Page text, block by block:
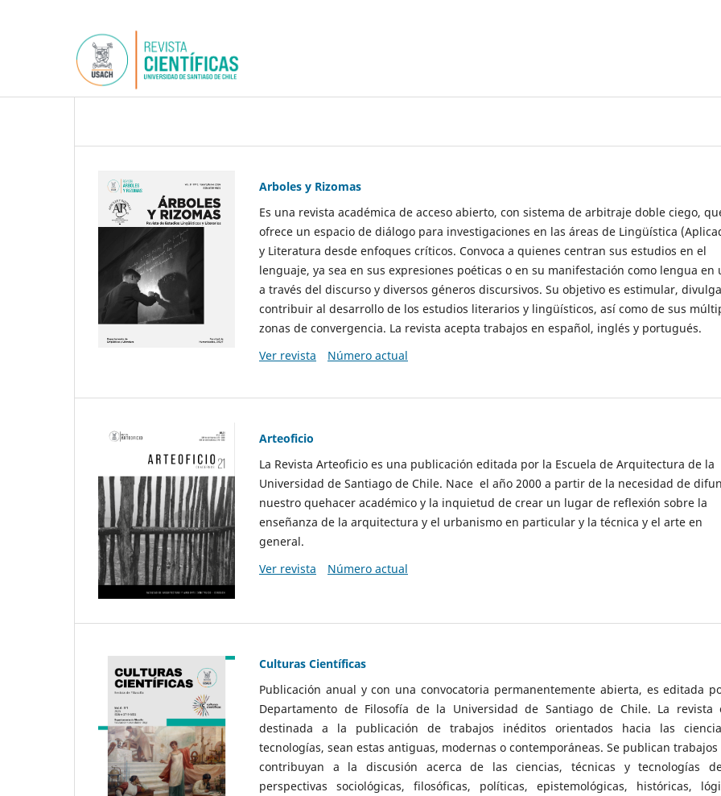
Arboles y Rizomas
Es una revista académica de acceso abierto, con sistema de arbitraje doble ciego,
ofrece un espacio de diálogo para investigaciones en las áreas de Lingüística
y Literatura desde enfoques críticos. Convoca a quienes centran sus estudios en el
lenguaje, ya sea en sus expresiones poéticas o en su manifestación como lengua en
a través del discurso y diversos géneros discursivos. Su objetivo es estimular,
contribuir al desarrollo de los estudios literarios y lingüísticos, así como de sus
zonas de convergencia. La revista acepta trabajos en español, inglés y portugués.
Ver revista
Número actual
Arteoficio
La Revista Arteoficio es una publicación editada por la Escuela de Arquitectura de la
Universidad de Santiago de Chile. Nace el año 2000 a partir de la necesidad de
nuestro quehacer académico y la inquietud de crear un lugar de reflexión sobre la
enseñanza de la arquitectura y el urbanismo en particular y la técnica y el arte en
general.
Ver revista
Número actual
Culturas Científicas
Publicación anual y con una convocatoria permanentemente abierta, es editada
Departamento de Filosofía de la Universidad de Santiago de Chile. La revista
destinada a la publicación de trabajos inéditos orientados hacia las
tecnologías, sean estas antiguas, modernas o contemporáneas. Se publican
contribuyan a la discusión acerca de las ciencias, técnicas y tecnologías
perspectivas sociológicas, filosóficas, políticas, epistemológicas, históricas,